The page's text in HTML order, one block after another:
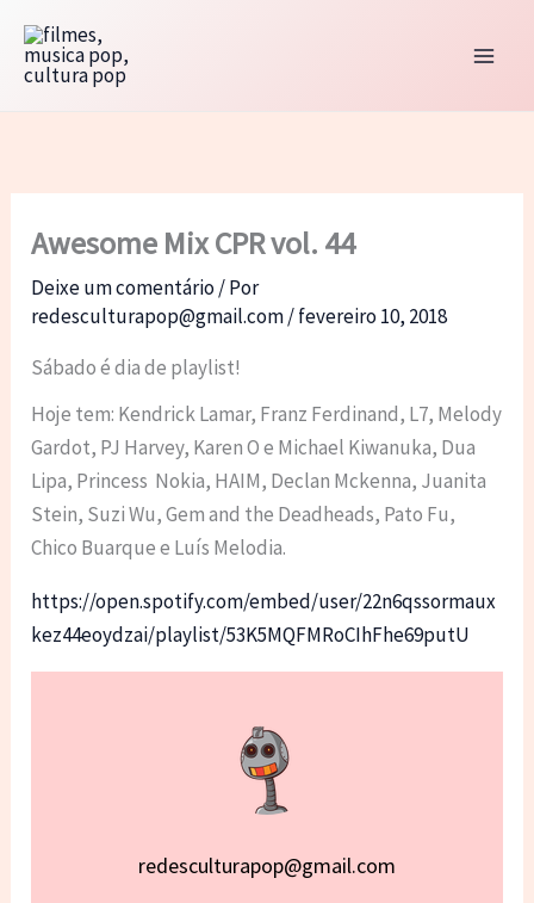
para
Awesome Mix CPR vol. 44
Deixe um comentário/ Por
redesculturapop@gmail.com/fevereiro 10, 2018
Sábado é dia de playlist!
Hoje tem: Kendrick Lamar, Franz Ferdinand, L7, Melody
Gardot, PJ Harvey, Karen O e Michael Kiwanuka, Dua
Lipa, Princess Nokia, HAIM, Declan Mckenna, Juanita
Stein, Suzi Wu, Gem and the Deadheads, Pato Fu,
Chico Buarque e Luís Melodia.
https://open.spotify.com/embed/user/22n6qssormaux
kez44eoydzai/playlist/53K5MQFMRoCIhFhe69putU
redesculturapop@gmail.com